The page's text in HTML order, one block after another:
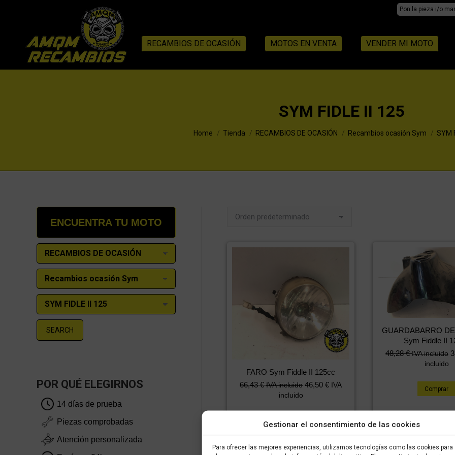
Gestionar el consentimiento de las cookies
Para ofrecer las mejores experiencias, utilizamos tecnologías como las cookies para
Search:
RECAMBIOS DE OCASIÓN MOTOS EN VENTA VENDER MI MOTO
SYM FIDLE II 125
You are here:
Home Tienda RECAMBIOS DE OCASIÓN Recambios ocasión Sym SYM
FARO Sym Fiddle II 125cc
66,43€ IVA incluido 46,50 € IVA
incluido
Comprar
GUARDABARRO
Sym Fiddle II
48,28€ IVA incluido
incluido
Comprar
ENCUENTRA TU MOTO
SEARCH
POR QUÉ ELEGIRNOS
14 días de prueba
Piezas comprobadas
Atención personalizada